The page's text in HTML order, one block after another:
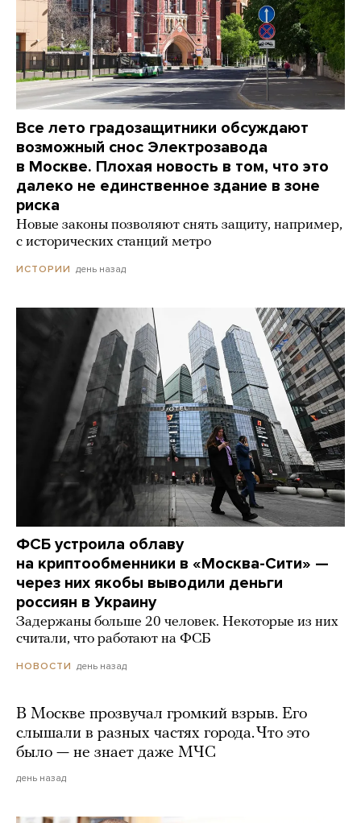
Все лето градозащитники обсуждают
возможный снос Электрозавода
в Москве. Плохая новость в том, что это
далеко не единственное здание в зоне
риска
Новые законы позволяют снять защиту, например,
с исторических станций метро
ИСТОРИИ день назад
ФСБ устроила облаву
на криптообменники в «Москва-Сити» —
через них якобы выводили деньги
россиян в Украину
Задержаны больше 20 человек. Некоторые из них
считали, что работают на ФСБ
НОВОСТИ день назад
В Москве прозвучал громкий взрыв. Его
слышали в разных частях города. Что это
было — не знает даже МЧС
день назад